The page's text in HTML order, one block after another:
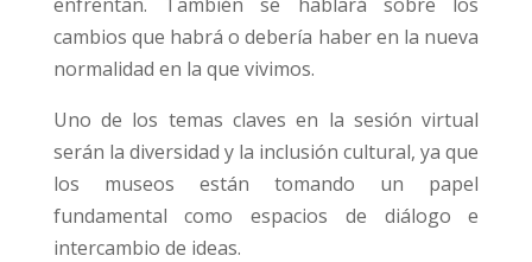
cambios que habrá o debería haber en la nueva
normalidad en la que vivimos.
Uno de los temas claves en la sesión virtual
serán la diversidad y la inclusión cultural, ya que
los museos están tomando un papel
fundamental como espacios de diálogo e
intercambio de ideas.